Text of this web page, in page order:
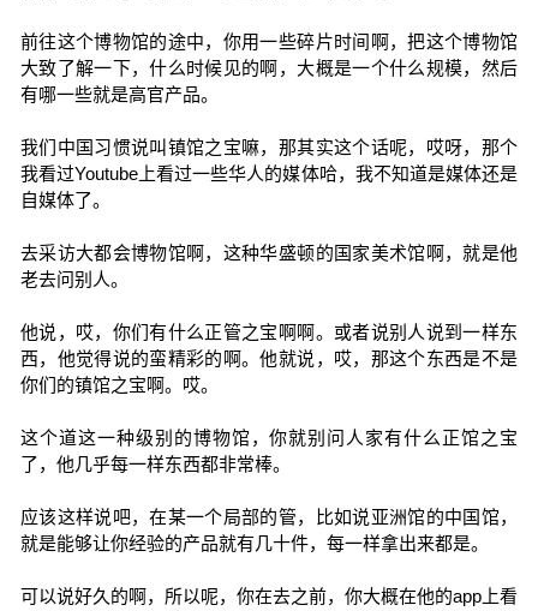
前往这个博物馆的途中，你用一些碎片时间啊，把这个博物馆
大致了解一下，什么时候见的啊，大概是一个什么规模，然后
有哪一些就是高官产品。
我们中国习惯说叫镇馆之宝嘛，那其实这个话呢，哎呀，那个
我看过Youtube上看过一些华人的媒体哈，我不知道是媒体还是
自媒体了。
去采访大都会博物馆啊，这种华盛顿的国家美术馆啊，就是他
老去问别人。
他说，哎，你们有什么正管之宝啊啊。或者说别人说到一样东
西，他觉得说的蛮精彩的啊。他就说，哎，那这个东西是不是
你们的镇馆之宝啊。哎。
这个道这一种级别的博物馆，你就别问人家有什么正馆之宝
了，他几乎每一样东西都非常棒。
应该这样说吧，在某一个局部的管，比如说亚洲馆的中国馆，
就是能够让你经验的产品就有几十件，每一样拿出来都是。
可以说好久的啊，所以呢，你在去之前，你大概在他的app上看